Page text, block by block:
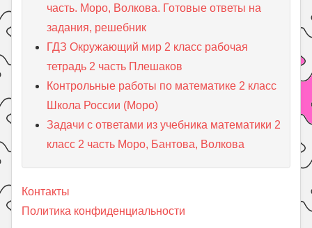
часть. Моро, Волкова. Готовые ответы на
задания, решебник
ГДЗ Окружающий мир 2 класс рабочая
тетрадь 2 часть Плешаков
Контрольные работы по математике 2 класс
Школа России (Моро)
Задачи с ответами из учебника математики 2
класс 2 часть Моро, Бантова, Волкова
Контакты
Политика конфиденциальности